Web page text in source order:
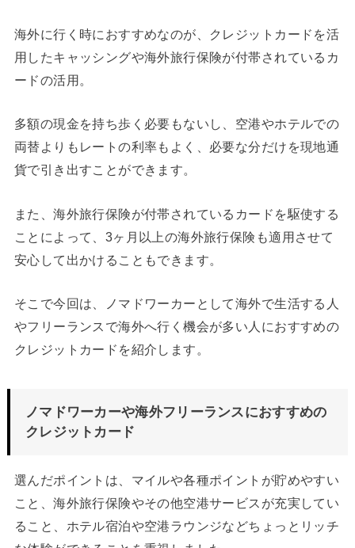
海外に行く時におすすめなのが、クレジットカードを活
用したキャッシングや海外旅行保険が付帯されているカ
ードの活用。
多額の現金を持ち歩く必要もないし、空港やホテルでの
両替よりもレートの利率もよく、必要な分だけを現地通
貨で引き出すことができます。
また、海外旅行保険が付帯されているカードを駆使する
ことによって、3ヶ月以上の海外旅行保険も適用させて
安心して出かけることもできます。
そこで今回は、ノマドワーカーとして海外で生活する人
やフリーランスで海外へ行く機会が多い人におすすめの
クレジットカードを紹介します。
ノマドワーカーや海外フリーランスにおすすめの
クレジットカード
選んだポイントは、マイルや各種ポイントが貯めやすい
こと、海外旅行保険やその他空港サービスが充実してい
ること、ホテル宿泊や空港ラウンジなどちょっとリッチ